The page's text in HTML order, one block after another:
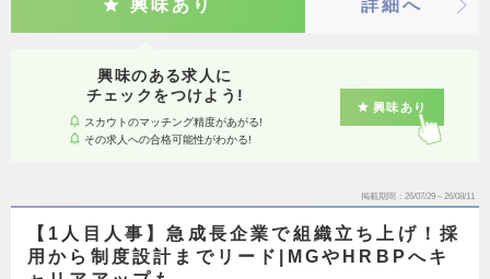
興味あり 詳細へ
興味のある求人に
チェックをつけよう!
スカウトのマッチング精度があがる!
その求人への合格可能性がわかる!
興味あり
掲載期間 26/07/29～26/08/11
【1人目人事】急成長企業で組織立ち上げ！採
用から制度設計までリード|MGやHRBPへキ